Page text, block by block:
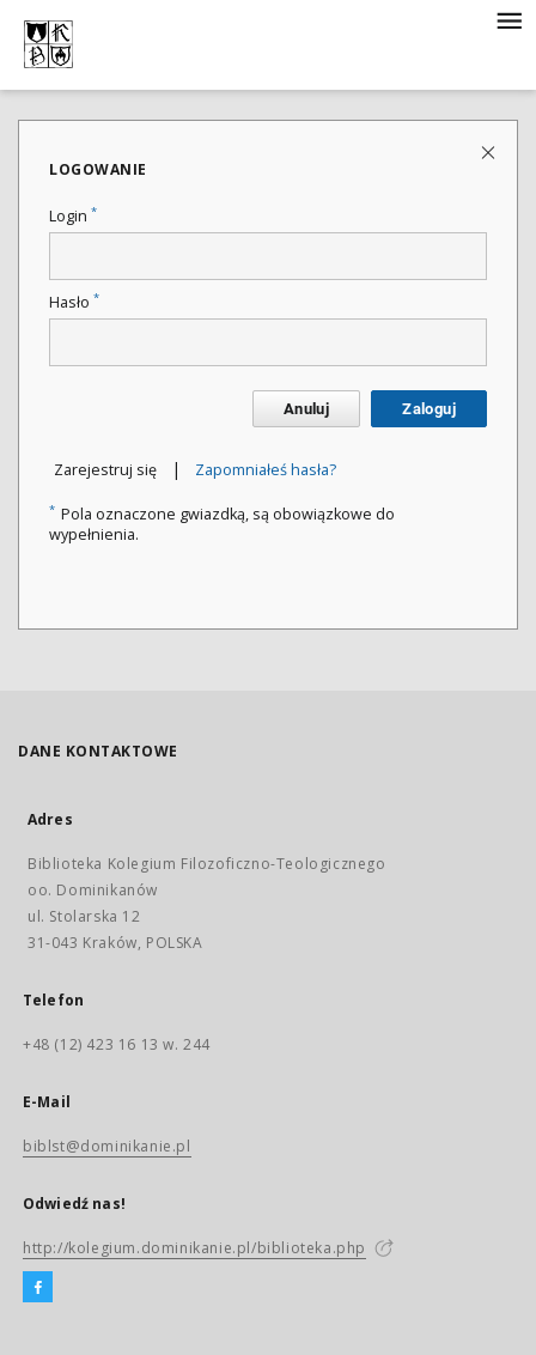
LOGOWANIE
Login *
Hasło *
Anuluj Zaloguj
Zarejestruj się | Zapomniałeś hasła?
* Pola oznaczone gwiazdką, są obowiązkowe do
wypełnienia.
DANE KONTAKTOWE
Adres
Biblioteka Kolegium Filozoficzno-Teologicznego
oo. Dominikanów
ul. Stolarska 12
31-043 Kraków, POLSKA
Telefon
+48 (12) 423 16 13 w. 244
E-Mail
biblst@dominikanie.pl
Odwiedź nas!
http://kolegium.dominikanie.pl/biblioteka.php